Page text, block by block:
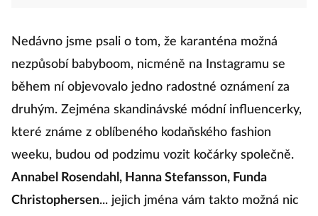
Nedávno jsme psali o tom, že karanténa možná
nezpůsobí babyboom, nicméně na Instagramu se
během ní objevovalo jedno radostné oznámení za
druhým. Zejména skandinávské módní influencerky,
které známe z oblíbeného kodaňského fashion
weeku, budou od podzimu vozit kočárky společně.
Annabel Rosendahl, Hanna Stefansson, Funda
Christophersen... jejich jména vám takto možná nic